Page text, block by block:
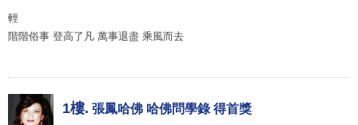
輕
階階俗事 登高了凡 萬事退盡 乘風而去
1樓. 張鳳哈佛 哈佛問學錄 得首獎